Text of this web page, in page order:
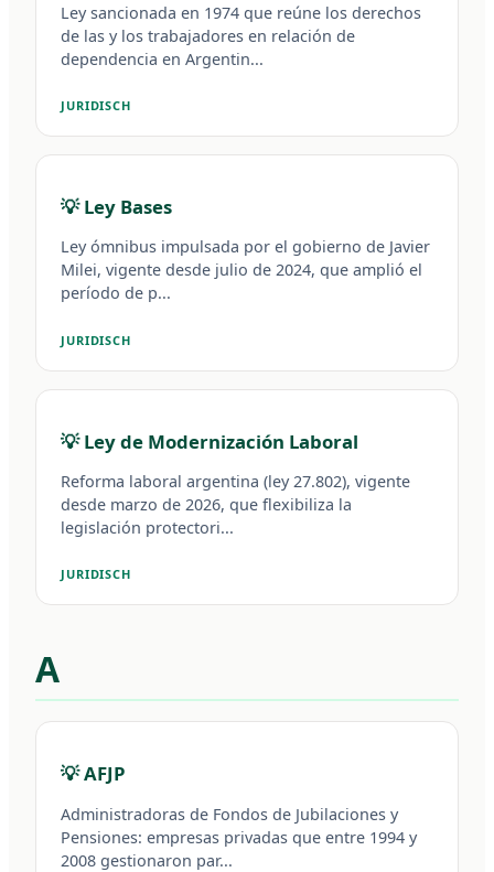
Ley sancionada en 1974 que reúne los derechos
de las y los trabajadores en relación de
dependencia en Argentin...
JURIDISCH
💡 Ley Bases
Ley ómnibus impulsada por el gobierno de Javier
Milei, vigente desde julio de 2024, que amplió el
período de p...
JURIDISCH
💡 Ley de Modernización Laboral
Reforma laboral argentina (ley 27.802), vigente
desde marzo de 2026, que flexibiliza la
legislación protectori...
JURIDISCH
A
💡 AFJP
Administradoras de Fondos de Jubilaciones y
Pensiones: empresas privadas que entre 1994 y
2008 gestionaron par...